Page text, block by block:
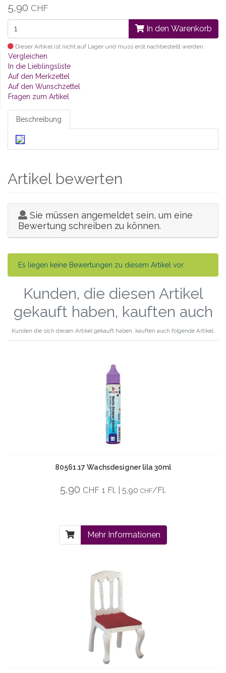
5,90 CHF
In den Warenkorb
Dieser Artikel ist nicht auf Lager und muss erst nachbestellt werden.
Vergleichen
In die Lieblingsliste
Auf den Merkzettel
Auf den Wunschzettel
Fragen zum Artikel
Beschreibung
Artikel bewerten
Sie müssen angemeldet sein, um eine
Bewertung schreiben zu können.
Es liegen keine Bewertungen zu diesem Artikel vor.
Kunden, die diesen Artikel
gekauft haben, kauften auch
Kunden die sich diesen Artikel gekauft haben, kauften auch folgende Artikel.
80561.17 Wachsdesigner lila 30ml
5,90 CHF 1 Fl. | 5,90 CHF/Fl.
Mehr Informationen